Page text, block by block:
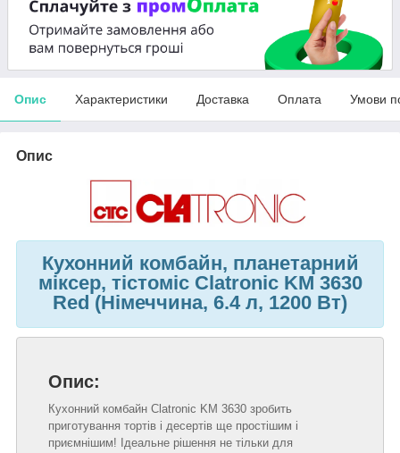
Опис Характеристики Доставка Оплата Умови
Опис
Кухонний комбайн, планетарний
міксер, тістоміс Clatronic KM 3630
Red (Німеччина, 6.4 л, 1200 Вт)
Опис:
Кухонний комбайн Clatronic KM 3630 зробить
приготування тортів і десертів ще простішим і
приємнішим! Ідеальне рішення не тільки для